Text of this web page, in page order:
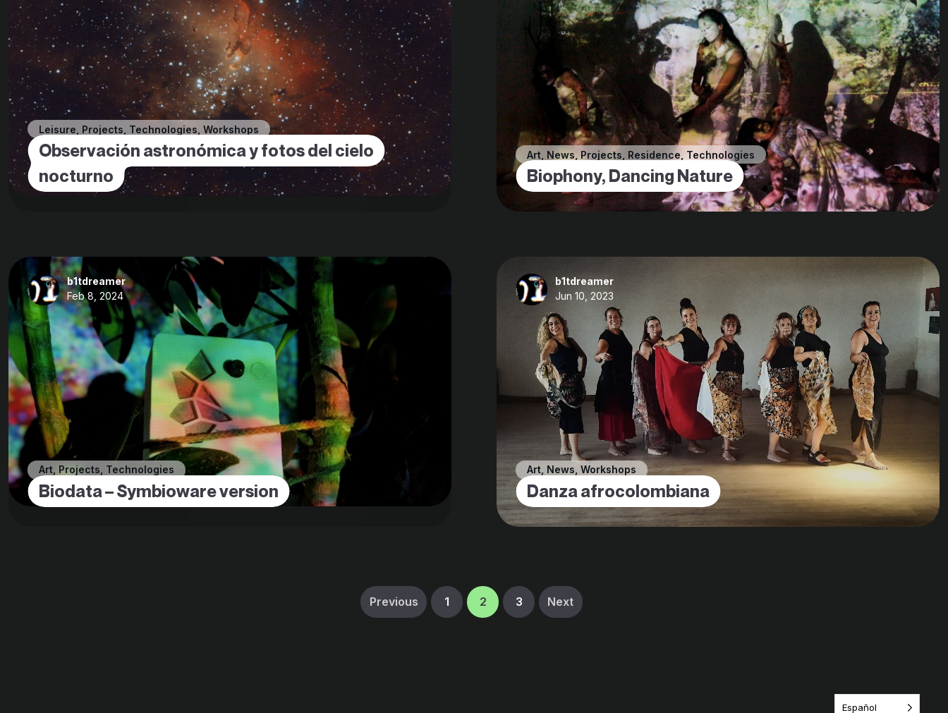
Leisure Projects Technologies ,Workshops
Observación astronómica y fotos del cielo
nocturno
Art News Projects Residence Technologies
Biophony, Dancing Nature
b1tdreamer
Feb 8, 2024
Art Projects Technologies
Biodata – Symbioware version
b1tdreamer
Jun 10, 2023
Art News ,Workshops
Danza afrocolombiana
Previous 1 2 3 Next
Español